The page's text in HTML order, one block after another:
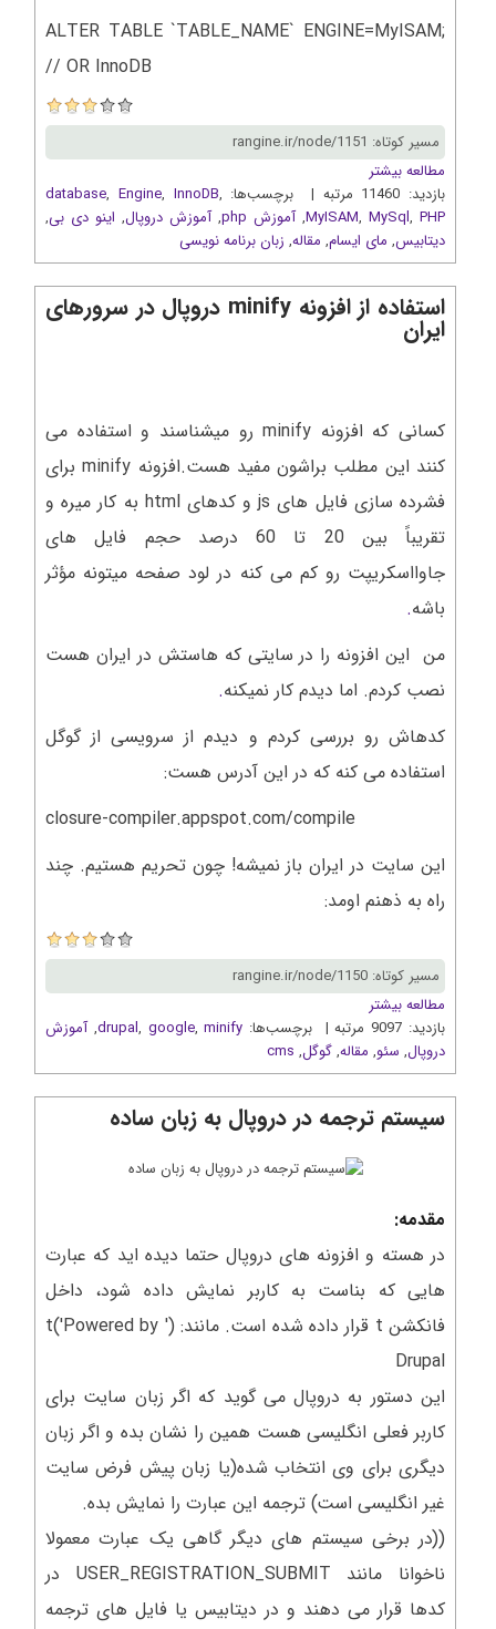
ALTER TABLE `TABLE_NAME` ENGINE=MyISAM;
// OR InnoDB
مسیر کوتاه: rangine.ir/node/1151
مطالعه بیشتر
بازدید: 11460 مرتبه | برچسب‌ها:
database, Engine, InnoDB,
MyISAM, MySql, PHP
,آموزش php ,آموزش دروپال, اینو دی بی,
دیتابیس, مای ایسام, مقاله, زبان برنامه نویسی
استفاده از افزونه minify دروپال در سرورهای
ایران
کسانی که افزونه minify رو میشناسند و استفاده می
کنند این مطلب براشون مفید هست.افزونه minify برای
فشرده سازی فایل های js و کدهای html به کار میره و
تقریباً بین 20 تا 60 درصد حجم فایل های
جاوااسکریپت رو کم می کنه در لود صفحه میتونه مؤثر
باشه.
من این افزونه را در سایتی که هاستش در ایران هست
نصب کردم. اما دیدم کار نمیکنه.
کدهاش رو بررسی کردم و دیدم از سرویسی از گوگل
استفاده می کنه که در این آدرس هست:
closure-compiler.appspot.com/compile
این سایت در ایران باز نمیشه! چون تحریم هستیم. چند
راه به ذهنم اومد:
مسیر کوتاه: rangine.ir/node/1150
مطالعه بیشتر
بازدید: 9097 مرتبه | برچسب‌ها:
drupal, google,minify
,آموزش
دروپال, سئو, مقاله,گوگل,
cms
سیستم ترجمه در دروپال به زبان ساده
مقدمه:
در هسته و افزونه های دروپال حتما دیده اید که عبارت
هایی که بناست به کاربر نمایش داده شود، داخل
فانکشن t قرار داده شده است. مانند: (' t('Powered by
Drupal
این دستور به دروپال می گوید که اگر زبان سایت برای
کاربر فعلی انگلیسی هست همین را نشان بده و اگر زبان
دیگری برای وی انتخاب شده(یا زبان پیش فرض سایت
غیر انگلیسی است) ترجمه این عبارت را نمایش بده.
((در برخی سیستم های دیگر گاهی یک عبارت معمولا
ناخوانا مانند USER_REGISTRATION_SUBMIT در
کدها قرار می دهند و در دیتابیس یا فایل های ترجمه